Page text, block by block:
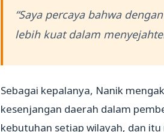
“Saya percaya bahwa
lebih kuat dalam
Sebagai kepalanya, Nanik
kesenjangan daerah dalam
kebutuhan setiap wilayah, dan